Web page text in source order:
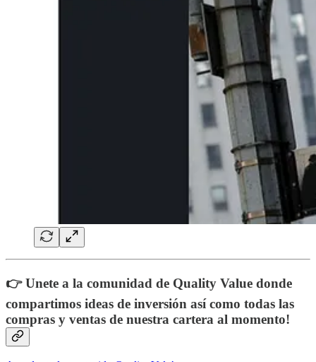
👉 Unete a la comunidad de Quality Value donde
compartimos ideas de inversión así como todas las
compras y ventas de nuestra cartera al momento!